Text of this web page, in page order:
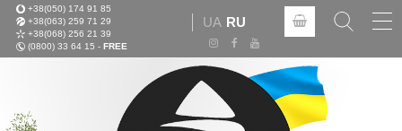
+38(050) 174 91 85
+38(063) 259 71 29
+38(068) 256 21 39
(0800) 33 64 15 - FREE
UA RU